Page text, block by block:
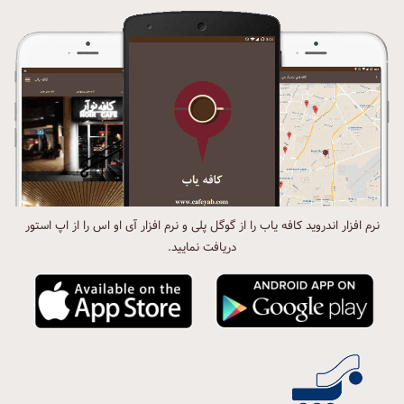
نرم افزار اندروید کافه یاب را از گوگل پلی و نرم افزار آی او اس را از اپ استور
دریافت نمایید.